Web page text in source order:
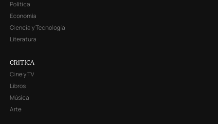
Política
Economía
Ciencia y Tecnología
Literatura
CRITICA
Cine y TV
Libros
Música
Arte